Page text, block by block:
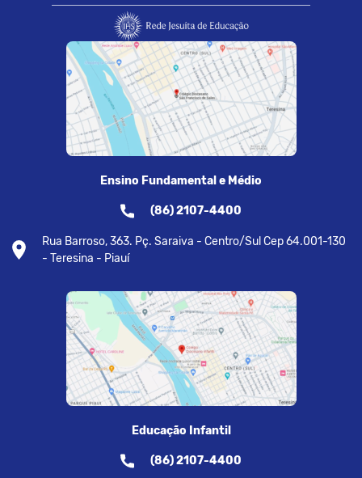
Ensino Fundamental e Médio
(86) 2107-4400
Rua Barroso, 363. Pç. Saraiva - Centro/Sul Cep 64.001-130
- Teresina - Piauí
Educação Infantil
(86) 2107-4400